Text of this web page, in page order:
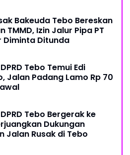
Bakeuda Tebo Bereskan
TMMD, Izin Jalur Pipa PT
Diminta Ditunda
Tebo Temui Edi
Jalan Padang Lamo Rp 70
Tebo Bergerak ke
Dukungan
Jalan Rusak di Tebo